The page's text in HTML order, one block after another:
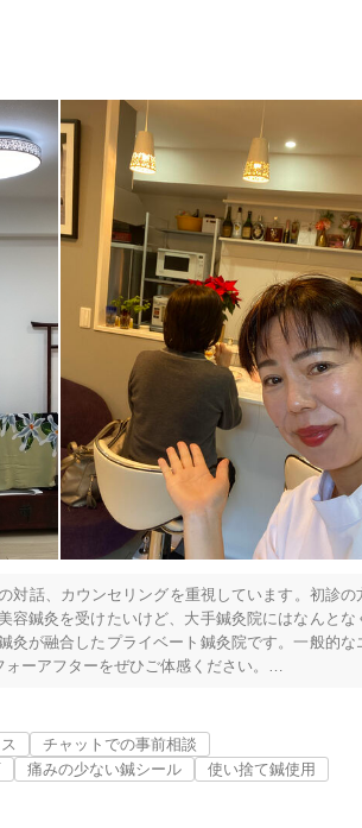
当日予約
往療あり
個室完備
あり 丁寧な説明
対話、カウンセリングを重視しています。初診の
鍼灸を受けたいけど、大手鍼灸院にはなんとな
が融合したプライベート鍼灸院です。一般的な
ーアフターをぜひご体感ください。
セリングと施術を心掛けております。一歩を踏み
す。完全オーダーメイド治療で患者さんに寄り添
チャットでの事前相談
痛みの少ない鍼シール
使い捨て鍼使用
りを見た」